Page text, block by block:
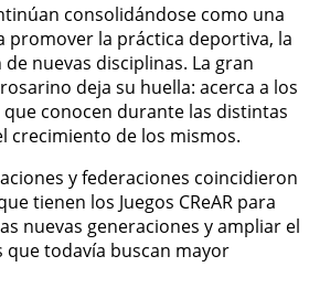
consolidándose como una
promover la práctica deportiva, la
nuevas disciplinas. La gran
deja su huella: acerca a los
conocen durante las distintas
crecimiento de los mismos.
y federaciones coincidieron
tienen los Juegos CReAR para
nuevas generaciones y ampliar el
que todavía buscan mayor